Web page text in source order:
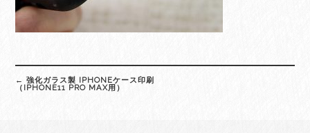
navigation
← 強化ガラス製 IPHONEケース印刷
（IPHONE11 PRO MAX用）